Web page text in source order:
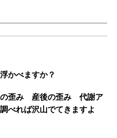
かべますか？
歪み 産後の歪み 代謝ア
べれば沢山でてきますよ